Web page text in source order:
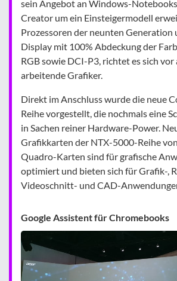
sein Angebot an Windows-
Creator um ein Einsteigermodell
Prozessoren der neunten Generation
Display mit 100% Abdeckung der
RGB sowie DCI-P3, richtet es sich vor
arbeitende Grafiker.
Direkt im Anschluss wurde die neue
Reihe vorgestellt, die nochmals eine
in Sachen reiner Hardware-Power.
Grafikkarten der NTX-5000-Reihe
Quadro-Karten sind für grafische
optimiert und bieten sich für Grafik-,
Videoschnitt- und CAD-
Google Assistent für Chromebooks